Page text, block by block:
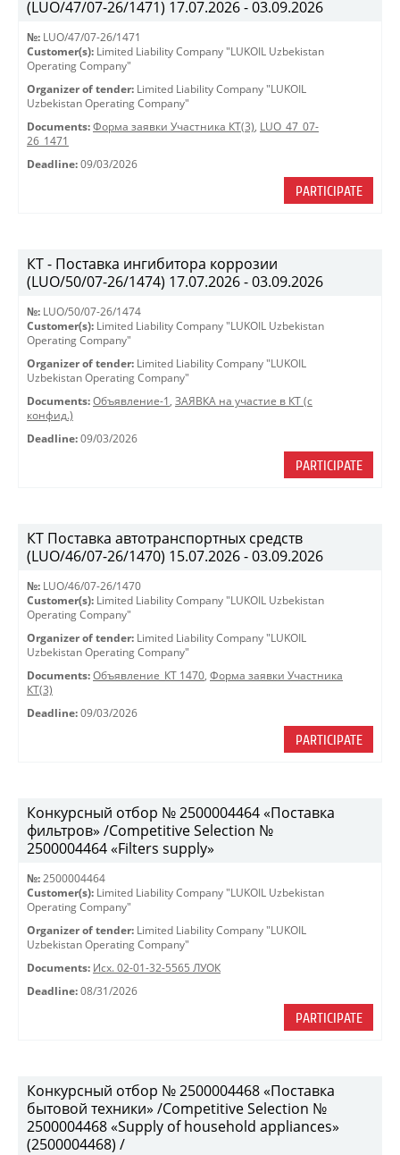
(LUO/47/07-26/1471) 17.07.2026 - 03.09.2026
№: LUO/47/07-26/1471
Customer(s): Limited Liability Company "LUKOIL Uzbekistan
Operating Company"
Organizer of tender: Limited Liability Company "LUKOIL
Uzbekistan Operating Company"
Documents: Форма заявки Участника КТ(3), LUO_47_07-
26_1471
Deadline: 09/03/2026
PARTICIPATE
КТ - Поставка ингибитора коррозии
(LUO/50/07-26/1474) 17.07.2026 - 03.09.2026
№: LUO/50/07-26/1474
Customer(s): Limited Liability Company "LUKOIL Uzbekistan
Operating Company"
Organizer of tender: Limited Liability Company "LUKOIL
Uzbekistan Operating Company"
Documents: Объявление-1 , ЗАЯВКА на участие в КТ (с
конфид.)
Deadline: 09/03/2026
PARTICIPATE
КТ Поставка автотранспортных средств
(LUO/46/07-26/1470) 15.07.2026 - 03.09.2026
№: LUO/46/07-26/1470
Customer(s): Limited Liability Company "LUKOIL Uzbekistan
Operating Company"
Organizer of tender: Limited Liability Company "LUKOIL
Uzbekistan Operating Company"
Documents: Объявление_КТ 1470, Форма заявки Участника
КТ(3)
Deadline: 09/03/2026
PARTICIPATE
Конкурсный отбор № 2500004464 «Поставка
фильтров» /Competitive Selection №
2500004464 «Filters supply»
№: 2500004464
Customer(s): Limited Liability Company "LUKOIL Uzbekistan
Operating Company"
Organizer of tender: Limited Liability Company "LUKOIL
Uzbekistan Operating Company"
Documents: Исх. 02-01-32-5565 ЛУОК
Deadline: 08/31/2026
PARTICIPATE
Конкурсный отбор № 2500004468 «Поставка
бытовой техники» /Competitive Selection №
2500004468 «Supply of household appliances»
(2500004468) /